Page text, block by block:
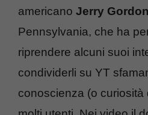
americano Jerry Gordon
Pennsylvania, che ha
riprendere alcuni suoi
condividerli su YT
conoscienza (o curiosità